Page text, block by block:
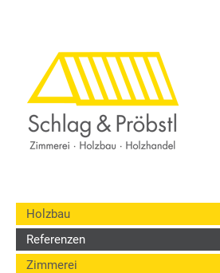
Holzbau
Referenzen
Zimmerei